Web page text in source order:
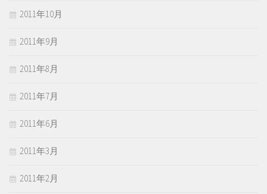
2011年10月
2011年9月
2011年8月
2011年7月
2011年6月
2011年3月
2011年2月